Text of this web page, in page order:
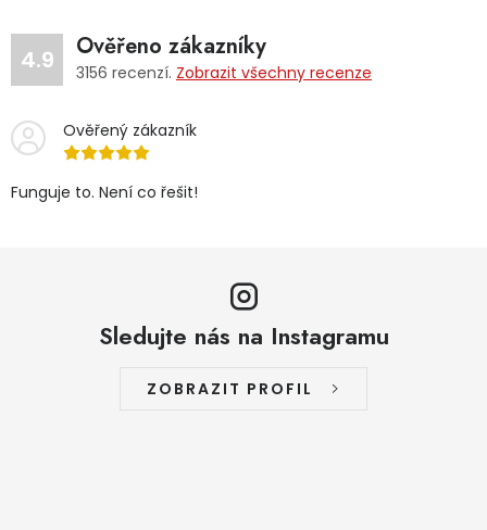
4.9 Ověřeno zákazníky
3156 recenzí. Zobrazit všechny recenze
Ověřený zákazník
Funguje to. Není co řešit!
Sledujte nás na Instagramu
ZOBRAZIT PROFIL